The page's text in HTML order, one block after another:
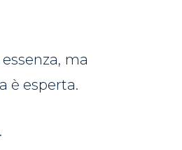
ma
è esperta.